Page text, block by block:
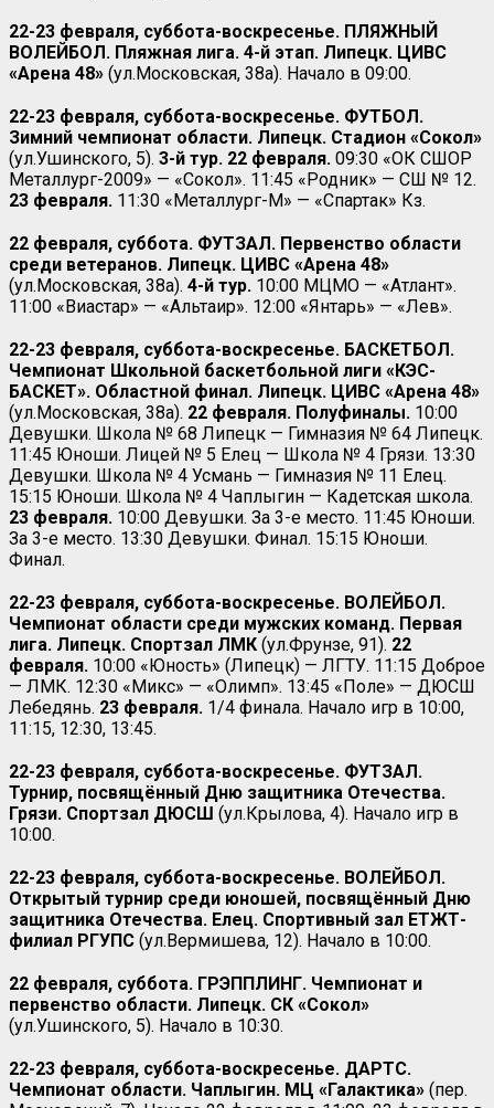
22-23 февраля, суббота-воскресенье. ПЛЯЖНЫЙ
ВОЛЕЙБОЛ. Пляжная лига. 4-й этап. Липецк. ЦИВС
«Арена 48» (ул.Московская, 38а). Начало в 09:00.
22-23 февраля, суббота-воскресенье. ФУТБОЛ.
Зимний чемпионат области. Липецк. Стадион «Сокол»
(ул.Ушинского, 5). 3-й тур. 22 февраля. 09:30 «ОК СШОР
Металлург-2009» — «Сокол». 11:45 «Родник» — СШ № 12.
23 февраля. 11:30 «Металлург-М» — «Спартак» Кз.
22 февраля, суббота. ФУТЗАЛ. Первенство области
среди ветеранов. Липецк. ЦИВС «Арена 48»
(ул.Московская, 38а). 4-й тур. 10:00 МЦМО — «Атлант».
11:00 «Виастар» — «Альтаир». 12:00 «Янтарь» — «Лев».
22-23 февраля, суббота-воскресенье. БАСКЕТБОЛ.
Чемпионат Школьной баскетбольной лиги «КЭС-
БАСКЕТ». Областной финал. Липецк. ЦИВС «Арена 48»
(ул.Московская, 38а). 22 февраля. Полуфиналы. 10:00
Девушки. Школа № 68 Липецк — Гимназия № 64 Липецк.
11:45 Юноши. Лицей № 5 Елец — Школа № 4 Грязи. 13:30
Девушки. Школа № 4 Усмань — Гимназия № 11 Елец.
15:15 Юноши. Школа № 4 Чаплыгин — Кадетская школа.
23 февраля. 10:00 Девушки. За 3-е место. 11:45 Юноши.
За 3-е место. 13:30 Девушки. Финал. 15:15 Юноши.
Финал.
22-23 февраля, суббота-воскресенье. ВОЛЕЙБОЛ.
Чемпионат области среди мужских команд. Первая
лига. Липецк. Спортзал ЛМК (ул.Фрунзе, 91). 22
февраля. 10:00 «Юность» (Липецк) — ЛГТУ. 11:15 Доброе
— ЛМК. 12:30 «Микс» — «Олимп». 13:45 «Поле» — ДЮСШ
Лебедянь. 23 февраля. 1/4 финала. Начало игр в 10:00,
11:15, 12:30, 13:45.
22-23 февраля, суббота-воскресенье. ФУТЗАЛ.
Турнир, посвящённый Дню защитника Отечества.
Грязи. Спортзал ДЮСШ (ул.Крылова, 4). Начало игр в
10:00.
22-23 февраля, суббота-воскресенье. ВОЛЕЙБОЛ.
Открытый турнир среди юношей, посвящённый Дню
защитника Отечества. Елец. Спортивный зал ЕТЖТ-
филиал РГУПС (ул.Вермишева, 12). Начало в 10:00.
22 февраля, суббота. ГРЭППЛИНГ. Чемпионат и
первенство области. Липецк. СК «Сокол»
(ул.Ушинского, 5). Начало в 10:30.
22-23 февраля, суббота-воскресенье. ДАРТС.
Чемпионат области. Чаплыгин. МЦ «Галактика» (пер.